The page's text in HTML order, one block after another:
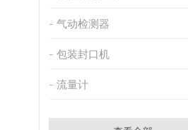
气动检测器
包装封口机
流量计